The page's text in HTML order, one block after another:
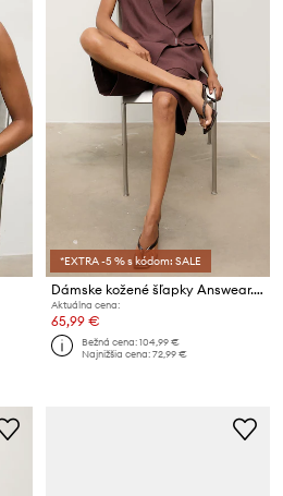
*EXTRA -5 % s kódom: SALE
Dámske kožené šľapky Answear.LAB
Aktuálna cena:
65,99 €
Bežná cena:104,99 €
Najnižšia cena:72,99 €